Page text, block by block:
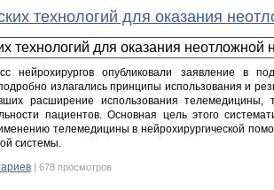
технологий для оказания
нейрохирургов опубликовали заявление в
излагались принципы использования и
расширение использования телемедицины,
пациентов. Основная цель этого
телемедицины в нейрохирургической
системы.
| 678 просмотров